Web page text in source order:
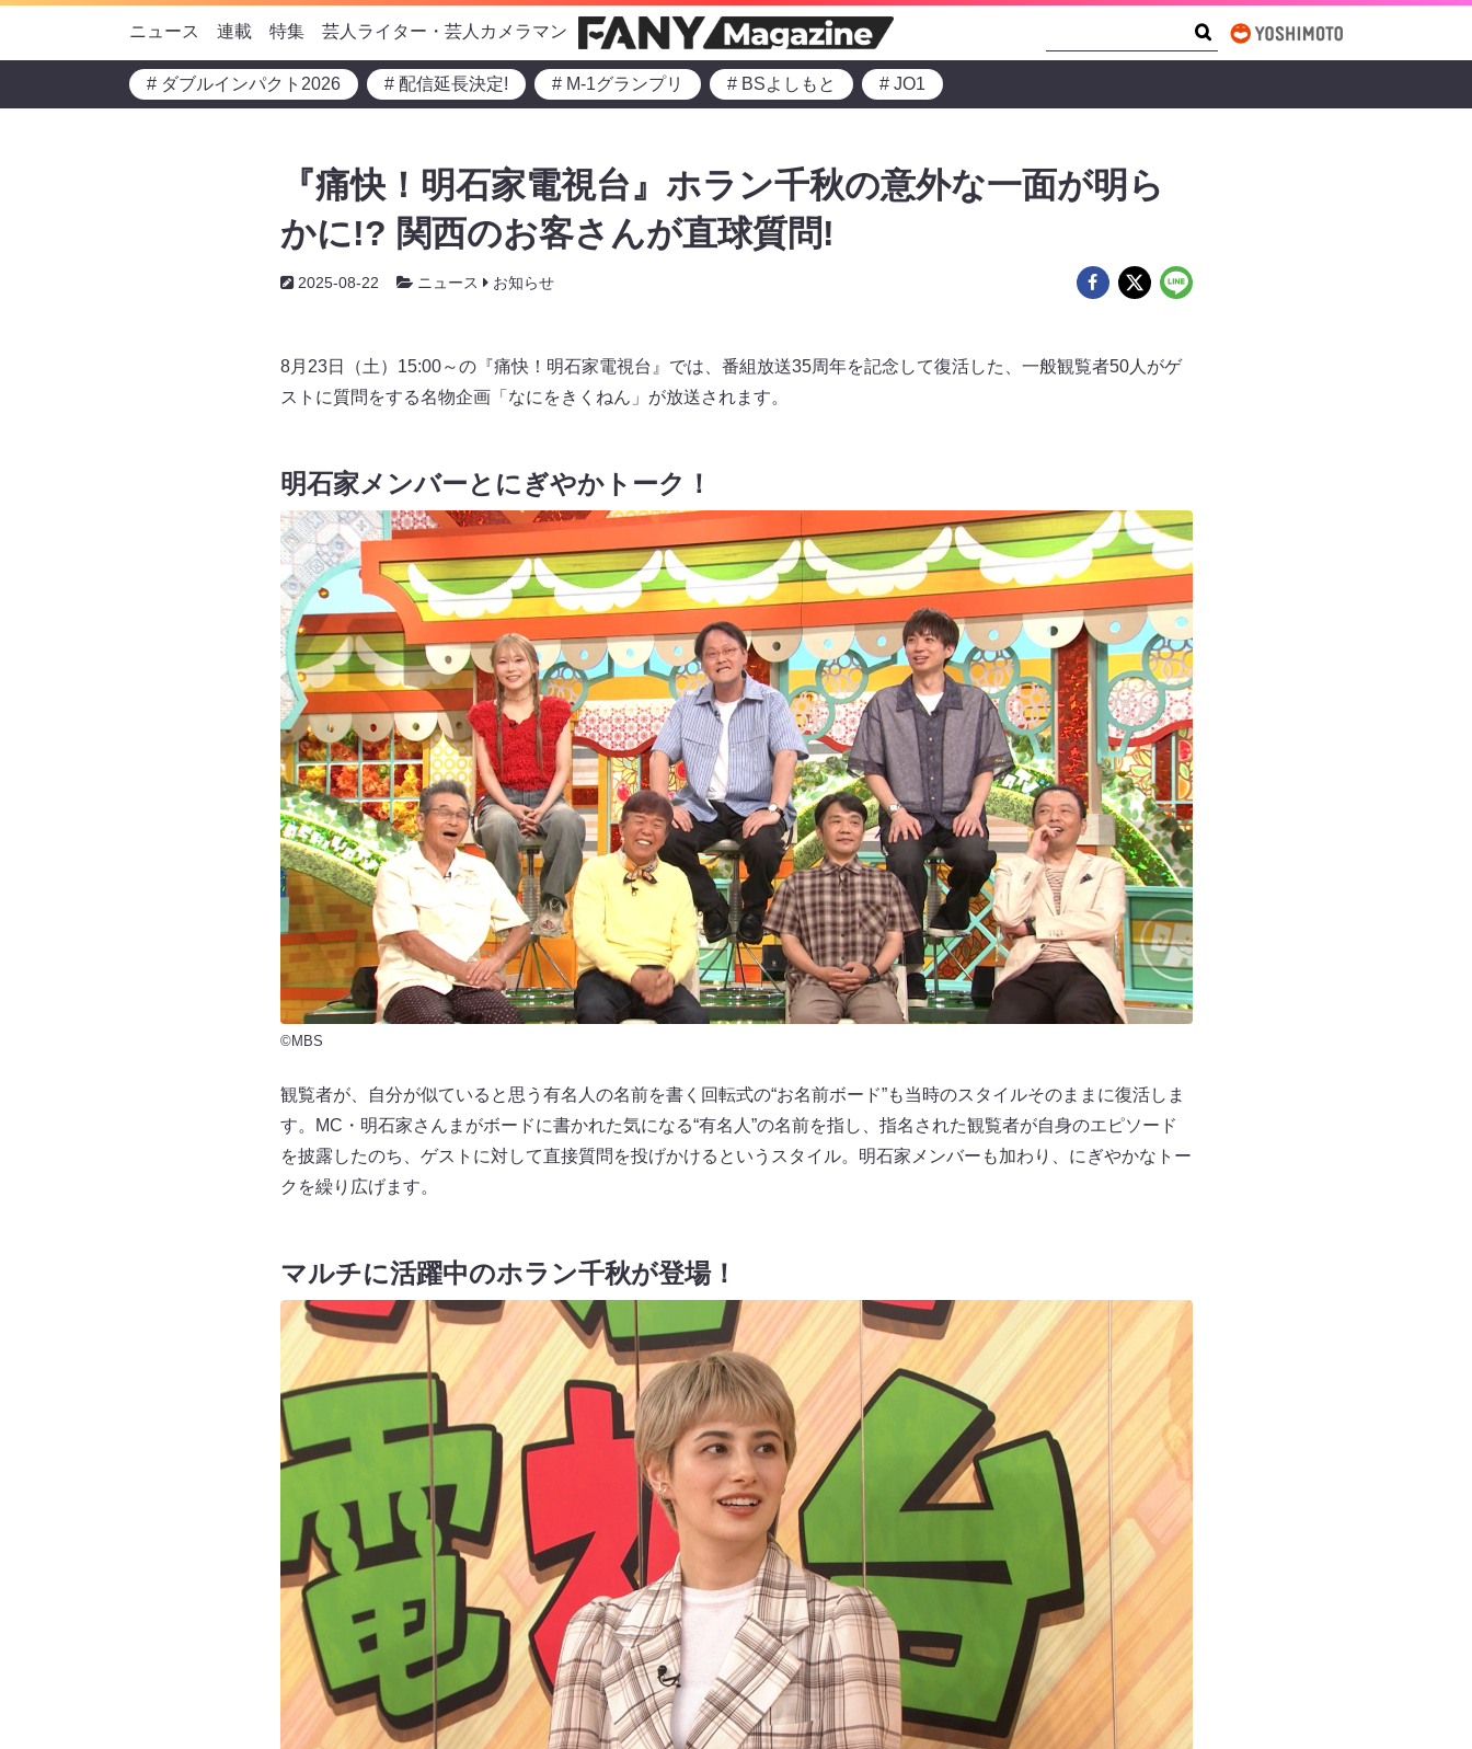
ニュース 連載 特集 芸人ライター・芸人カメラマン
# ダブルインパクト2026 # 配信延長決定! # M-1グランプリ # BSよしもと # JO1
『痛快！明石家電視台』ホラン千秋の意外な一面が明ら
かに!? 関西のお客さんが直球質問!
2025-08-22 ニュース お知らせ
8月23日（土）15:00～の『痛快！明石家電視台』では、番組放送35周年を記念して復活した、一般観覧者50人がゲ
ストに質問をする名物企画「なにをきくねん」が放送されます。
明石家メンバーとにぎやかトーク！
©MBS
観覧者が、自分が似ていると思う有名人の名前を書く回転式の“お名前ボード”も当時のスタイルそのままに復活しま
す。MC・明石家さんまがボードに書かれた気になる“有名人”の名前を指し、指名された観覧者が自身のエピソード
を披露したのち、ゲストに対して直接質問を投げかけるというスタイル。明石家メンバーも加わり、にぎやかなトー
クを繰り広げます。
マルチに活躍中のホラン千秋が登場！